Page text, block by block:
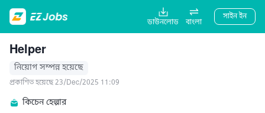
ডাউনলোড বাংলা
সাইন ইন
Helper
নিয়োগ সম্পন্ন হয়েছে
প্রকাশিত হয়েছে 23/Dec/2025 11:09
কিচেন হেল্পার